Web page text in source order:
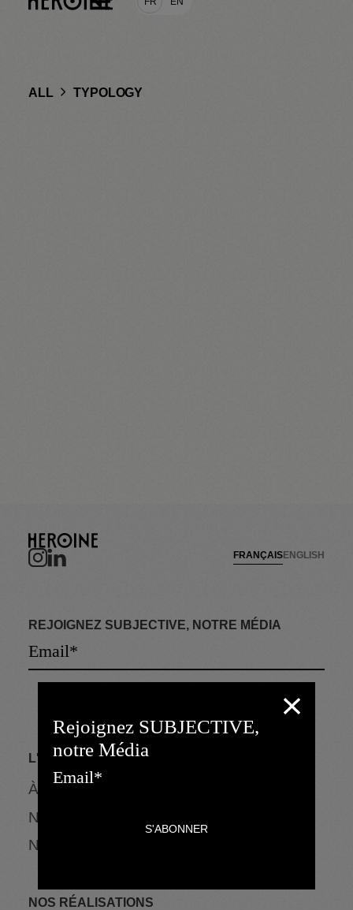
Rejoignez SUBJECTIVE,
notre Média
ALL TYPOLOGY
FRANÇAISENGLISH
REJOIGNEZ SUBJECTIVE, NOTRE MÉDIA
L'AGENCE
À propos
Notre méthode R.O.X.
Nos Expertises
NOS RÉALISATIONS